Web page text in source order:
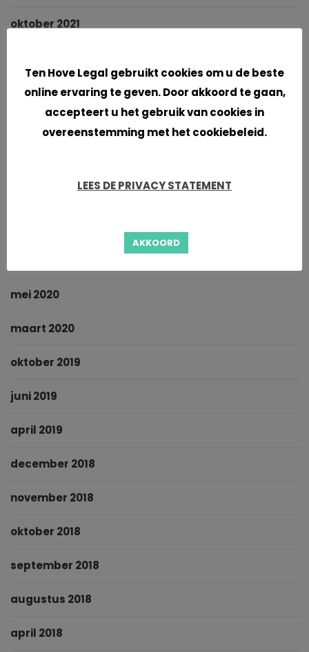
oktober 2021
juni 2021
mei 2020
maart 2020
oktober 2019
juni 2019
april 2019
december 2018
november 2018
oktober 2018
september 2018
augustus 2018
april 2018
Ten Hove Legal gebruikt cookies om u de beste
online ervaring te geven. Door akkoord te gaan,
accepteert u het gebruik van cookies in
overeenstemming met het cookiebeleid.
LEES DE PRIVACY STATEMENT
AKKOORD